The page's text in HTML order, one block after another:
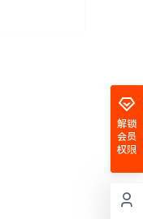
解锁
会员
权限